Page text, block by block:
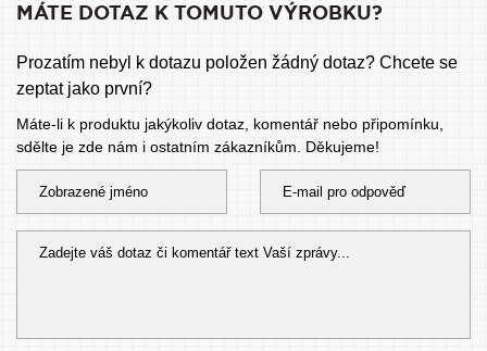
MÁTE DOTAZ K TOMUTO VÝROBKU?
Prozatím nebyl k dotazu položen žádný dotaz? Chcete se
zeptat jako první?
Máte-li k produktu jakýkoliv dotaz, komentář nebo připomínku,
sdělte je zde nám i ostatním zákazníkům. Děkujeme!